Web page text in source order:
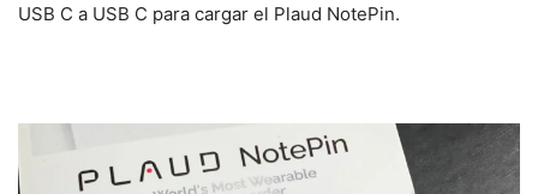
USB C a USB C para cargar el Plaud NotePin.